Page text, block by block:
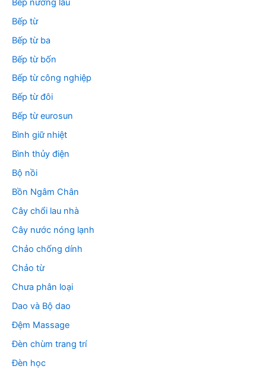
Bếp nướng lẩu
Bếp từ
Bếp từ ba
Bếp từ bốn
Bếp từ công nghiệp
Bếp từ đôi
Bếp từ eurosun
Bình giữ nhiệt
Bình thủy điện
Bộ nồi
Bồn Ngâm Chân
Cây chổi lau nhà
Cây nước nóng lạnh
Chảo chống dính
Chảo từ
Chưa phân loại
Dao và Bộ dao
Đệm Massage
Đèn chùm trang trí
Đèn học